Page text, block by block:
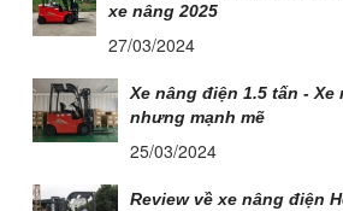
xe nâng 2025
27/03/2024
Xe nâng điện 1.5 tấn -
nhưng mạnh mẽ
25/03/2024
Review về xe nâng điện